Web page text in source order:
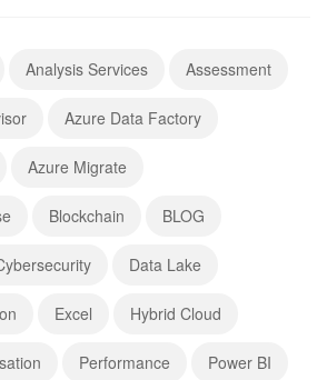
Analysis Services Assessment
Azure Data Factory
Azure Migrate
Blockchain BLOG
Data Lake
Excel Hybrid Cloud
Performance Power BI